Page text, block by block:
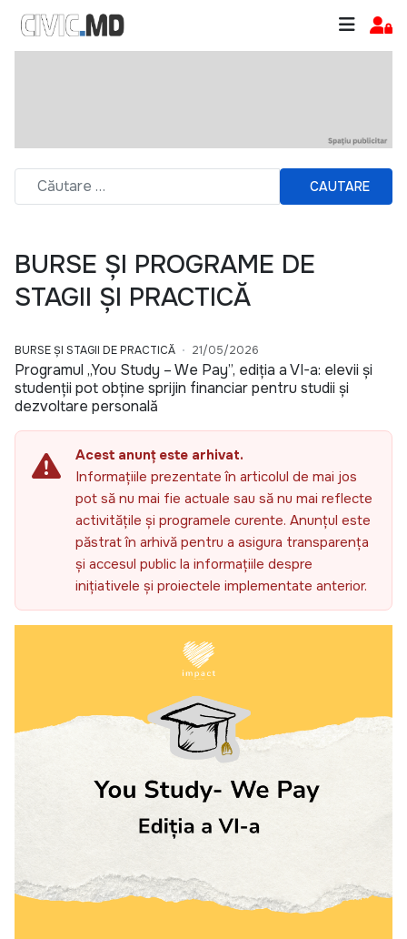
CAUTARE
BURSE ȘI PROGRAME DE
STAGII ȘI PRACTICĂ
BURSE ȘI STAGII DE PRACTICĂ 21/05/2026
Programul „You Study – We Pay”, ediția a VI-a: elevii și
studenții pot obține sprijin financiar pentru studii și
dezvoltare personală
Acest anunț este arhivat.
Informațiile prezentate în articolul de mai jos
pot să nu mai fie actuale sau să nu mai reflecte
activitățile și programele curente. Anunțul este
păstrat în arhivă pentru a asigura transparența
și accesul public la informațiile despre
inițiativele și proiectele implementate anterior.